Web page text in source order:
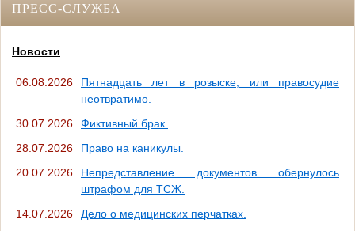
ПРЕСС-СЛУЖБА
Новости
06.08.2026
Пятнадцать лет в розыске, или правосудие
неотвратимо.
30.07.2026
Фиктивный брак.
28.07.2026
Право на каникулы.
20.07.2026
Непредставление документов обернулось
штрафом для ТСЖ.
14.07.2026
Дело о медицинских перчатках.